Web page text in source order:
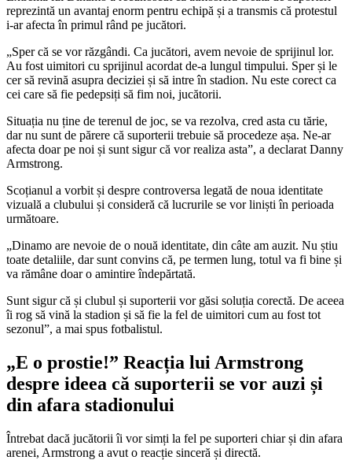
reprezintă un avantaj enorm pentru echipă și a transmis că protestul
i-ar afecta în primul rând pe jucători.
„Sper că se vor răzgândi. Ca jucători, avem nevoie de sprijinul lor.
Au fost uimitori cu sprijinul acordat de-a lungul timpului. Sper și le
cer să revină asupra deciziei și să intre în stadion. Nu este corect ca
cei care să fie pedepsiți să fim noi, jucătorii.
Situația nu ține de terenul de joc, se va rezolva, cred asta cu tărie,
dar nu sunt de părere că suporterii trebuie să procedeze așa. Ne-ar
afecta doar pe noi și sunt sigur că vor realiza asta”, a declarat Danny
Armstrong.
Scoțianul a vorbit și despre controversa legată de noua identitate
vizuală a clubului și consideră că lucrurile se vor liniști în perioada
următoare.
„Dinamo are nevoie de o nouă identitate, din câte am auzit. Nu știu
toate detaliile, dar sunt convins că, pe termen lung, totul va fi bine și
va rămâne doar o amintire îndepărtată.
Sunt sigur că și clubul și suporterii vor găsi soluția corectă. De aceea
îi rog să vină la stadion și să fie la fel de uimitori cum au fost tot
sezonul”, a mai spus fotbalistul.
„E o prostie!” Reacția lui Armstrong
despre ideea că suporterii se vor auzi și
din afara stadionului
Întrebat dacă jucătorii îi vor simți la fel pe suporteri chiar și din afara
arenei, Armstrong a avut o reacție sinceră și directă.